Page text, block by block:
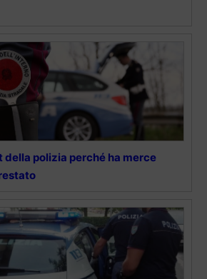
della polizia perché ha merce